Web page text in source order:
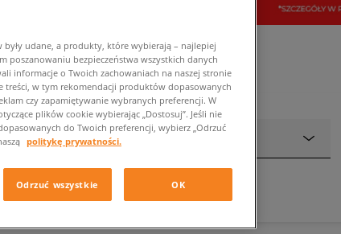
Krój
były udane, a produkty, które wybierają – najlepiej
poszanowaniu bezpieczeństwa wszystkich danych
informacje o Twoich zachowaniach na naszej stronie
treści, w tym rekomendacji produktów dopasowanych
czy zapamiętywanie wybranych preferencji. W
plików cookie wybierając „Dostosuj”. Jeśli nie
do Twoich preferencji, wybierz „Odrzuć
politykę prywatności.
Odrzuć wszystkie OK